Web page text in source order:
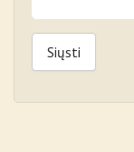
Siųsti